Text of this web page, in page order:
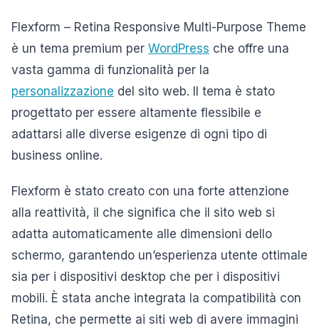
Flexform – Retina Responsive Multi-Purpose Theme
è un tema premium per WordPress che offre una
vasta gamma di funzionalità per la
personalizzazione del sito web. Il tema è stato
progettato per essere altamente flessibile e
adattarsi alle diverse esigenze di ogni tipo di
business online.
Flexform è stato creato con una forte attenzione
alla reattività, il che significa che il sito web si
adatta automaticamente alle dimensioni dello
schermo, garantendo un’esperienza utente ottimale
sia per i dispositivi desktop che per i dispositivi
mobili. È stata anche integrata la compatibilità con
Retina, che permette ai siti web di avere immagini